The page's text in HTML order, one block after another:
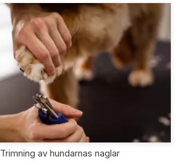
Trimning av hundarnas naglar